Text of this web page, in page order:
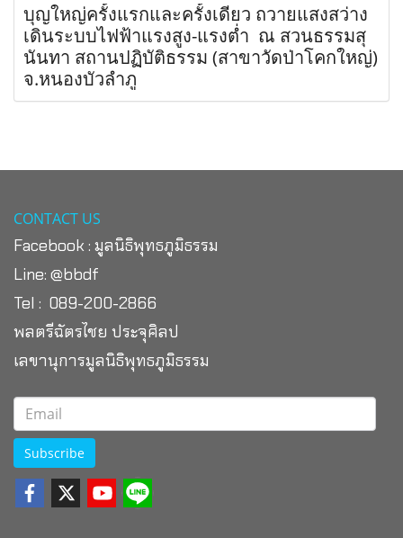
บุญใหญ่ครั้งแรกและครั้งเดียว ถวายแสงสว่าง
เดินระบบไฟฟ้าแรงสูง-แรงต่ำ ณ สวนธรรมสุ
นันทา สถานปฏิบัติธรรม (สาขาวัดป่าโคกใหญ่)
จ.หนองบัวลำภู
CONTACT US
Facebook : มูลนิธิพุทธภูมิธรรม
Line: @bbdf
Tel : 089-200-2866
พลตรีฉัตรไชย ประจุศิลป
เลขานุการมูลนิธิพุทธภูมิธรรม
Subscribe